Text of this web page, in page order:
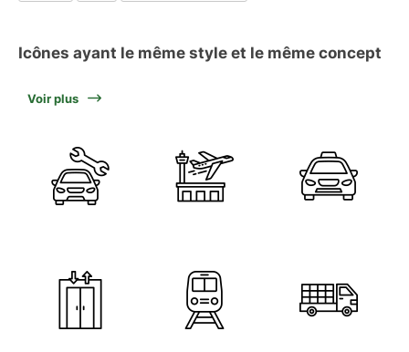
Icônes ayant le même style et le même concept
Voir plus